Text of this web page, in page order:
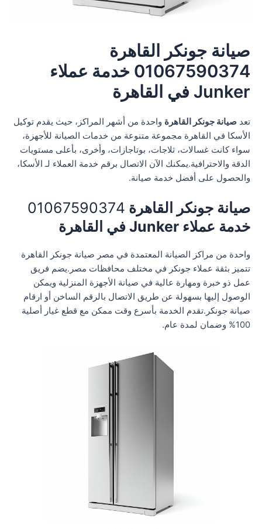
صيانة جونكر القاهرة
01067590374 خدمة عملاء
Junker في القاهرة
تعد صيانة جونكر القاهرة واحدة من أشهر المراكز، حيث يقدم توكيل
الأسكا في القاهرة مجموعة متنوعة من خدمات الصيانة للأجهزة،
سواء كانت غسالات، ثلاجات، بوتاجازات، وأخرى، بأعلى مستويات
الدقة والاحترافية.يمكنك الآن الاتصال برقم خدمة العملاء لـ الأسكا،
والحصول على أفضل خدمة صيانة.
صيانة جونكر القاهرة 01067590374
خدمة عملاء Junker في القاهرة
واحدة من مراكز الصيانة المعتمدة في مصر صيانة جونكر القاهرة
تتميز بثقة عملاء جونكر في مختلف محافظات مصر.يضم فريق
عمل ذو خبرة ومهارة عالية في صيانة الأجهزة المنزلية ويمكن
الوصول إليها بسهولة عن طريق الاتصال بالرقم الساخن أو ارقام
صيانة جونكر.تقدم الخدمة بأسرع وقت ممكن مع قطع غيار أصلية
100% وضمان لمدة عام.